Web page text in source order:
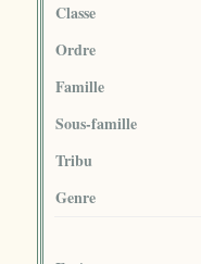
Classe
Ordre
Famille
Sous-famille
Tribu
Genre